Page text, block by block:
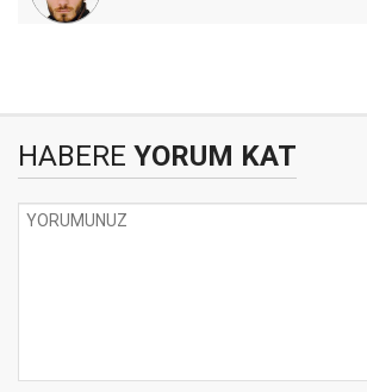
HABERE YORUM KAT